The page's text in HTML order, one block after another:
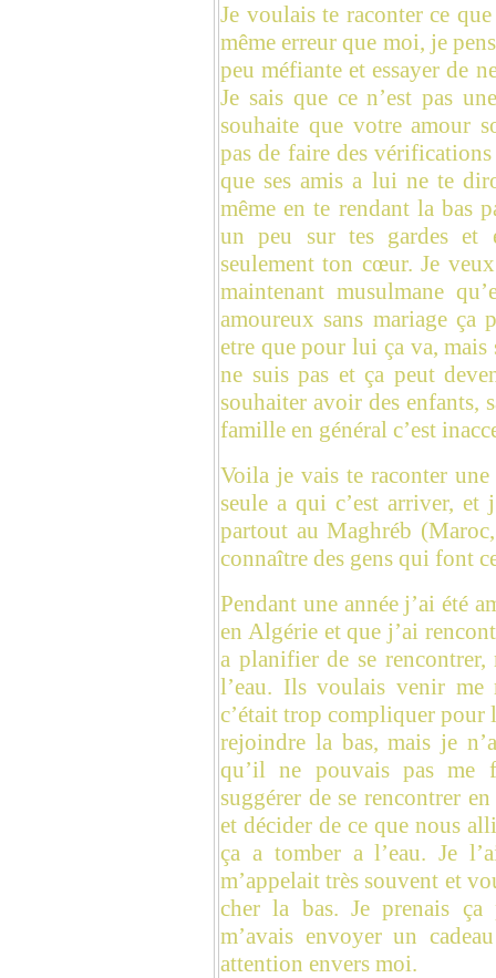
Je voulais te raconter ce
même erreur que moi, je
peu méfiante et essayer de
Je sais que ce n’est pas
souhaite que votre amour
pas de faire des
que ses amis a lui ne te
même en te rendant la bas
un peu sur tes gardes et
seulement ton cœur. Je
maintenant musulmane
amoureux sans mariage ça
etre que pour lui ça va,
ne suis pas et ça peut
souhaiter avoir des enfants,
famille en général c’est
Voila je vais te raconter
seule a qui c’est arriver,
partout au Maghréb
connaître des gens qui font
Pendant une année j’ai été
en Algérie et que j’ai
a planifier de se
l’eau. Ils voulais venir me
c’était trop compliquer pour
rejoindre la bas, mais je
qu’il ne pouvais pas me
suggérer de se rencontrer
et décider de ce que nous
ça a tomber a l’eau. Je
m’appelait très souvent et
cher la bas. Je prenais
m’avais envoyer un
attention envers moi.